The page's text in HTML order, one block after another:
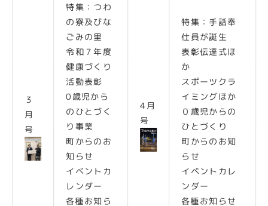
３
月
号
特集：つわ
の寮及びな
ごみの里
令和７年度
健康づくり
活動表彰
0歳児から
のひとづく
り事業
町からのお
知らせ
イベントカ
レンダー
各種お知ら
4月
号
特集：手話奉
仕員が誕生
表彰伝達式ほ
か
スポーツクラ
イミングほか
０歳児からの
ひとづくり
町からのお知
らせ
イベントカレ
ンダー
各種お知らせ